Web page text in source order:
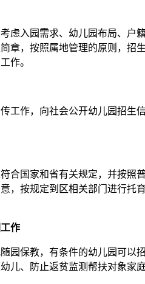
入园需求、幼儿园布局、户
章，按照属地管理的原则，招
作。
作，向社会公开幼儿园招生信
国家和省有关规定，并按照普
，按规定到区相关部门进行托
作
保教，有条件的幼儿园可以招
儿、防止返贫监测帮扶对象家